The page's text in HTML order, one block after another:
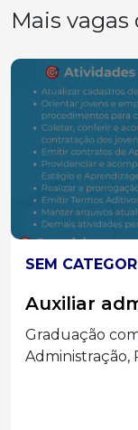
Mais
SEM
Auxiliar
Graduação
Administração,